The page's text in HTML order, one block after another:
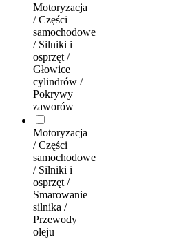
Motoryzacja
/ Części
samochodowe
/ Silniki i
osprzęt /
Głowice
cylindrów /
Pokrywy
zaworów
Motoryzacja
/ Części
samochodowe
/ Silniki i
osprzęt /
Smarowanie
silnika /
Przewody
oleju